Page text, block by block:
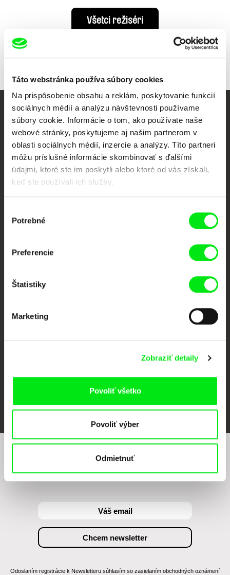
Táto webstránka používa súbory cookies
Na prispôsobenie obsahu a reklám, poskytovanie funkcií
sociálnych médií a analýzu návštevnosti používame
súbory cookie. Informácie o tom, ako používate naše
webové stránky, poskytujeme aj našim partnerom v
oblasti sociálnych médií, inzercie a analýzy. Títo partneri
môžu príslušné informácie skombinovať s ďalšími
údajmi, ktoré ste im poskytli alebo ktoré od vás získali,
keď ste používali ich služby.
súhlasu
Potrebné
Preferencie
Štatistiky
Marketing
Zobraziť detaily
Povoliť všetko
Povoliť výber
Odmietnuť
Všetci režiséri
Vaše online kino
Nové filmy každý týždeň
európskych festivalov dokumentárneho filmu združených pod Doc Alliance.
Členovia Doc Alliance
Ji.hlava IDFF
Chcete byť pravidelne informovaní o našom
filmovom programe?
Odoslaním registrácie k Newsletteru súhlasím so zasielaním obchodných oznámení